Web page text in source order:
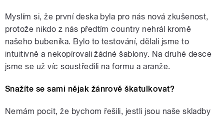
Myslím si, že první deska byla pro nás nová zkušenost,
protože nikdo z nás předtím country nehrál kromě
našeho bubeníka. Bylo to testování, dělali jsme to
intuitivně a nekopírovali žádné šablony. Na druhé desce
jsme se už víc soustředili na formu a aranže.
Snažíte se sami nějak žánrově škatulkovat?
Nemám pocit, že bychom řešili, jestli jsou naše skladby